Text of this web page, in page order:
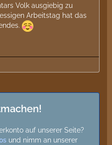
Volk ausgiebig zu
Arbeitstag hat das
auf unserer Seite?
und nimm an unserer